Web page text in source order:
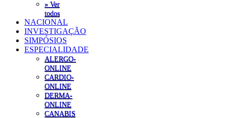
» Ver
todos
NACIONAL
INVESTIGAÇÃO
SIMPÓSIOS
ESPECIALIDADE
ALERGO-
ONLINE
CARDIO-
ONLINE
DERMA-
ONLINE
CANABIS